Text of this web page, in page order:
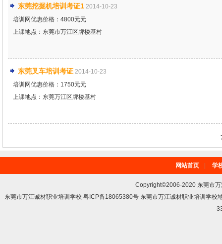
东莞挖掘机培训考证1 2014-10-23
培训网优惠价格：4800元元
上课地点：东莞市万江区牌楼基村
东莞叉车培训考证 2014-10-23
培训网优惠价格：1750元元
上课地点：东莞万江区牌楼基村
网站首页 学
Copyright©2006-2020 东莞市
东莞市万江诚材职业培训学校 粤ICP备18065380号 东莞市万江诚材职业培训学